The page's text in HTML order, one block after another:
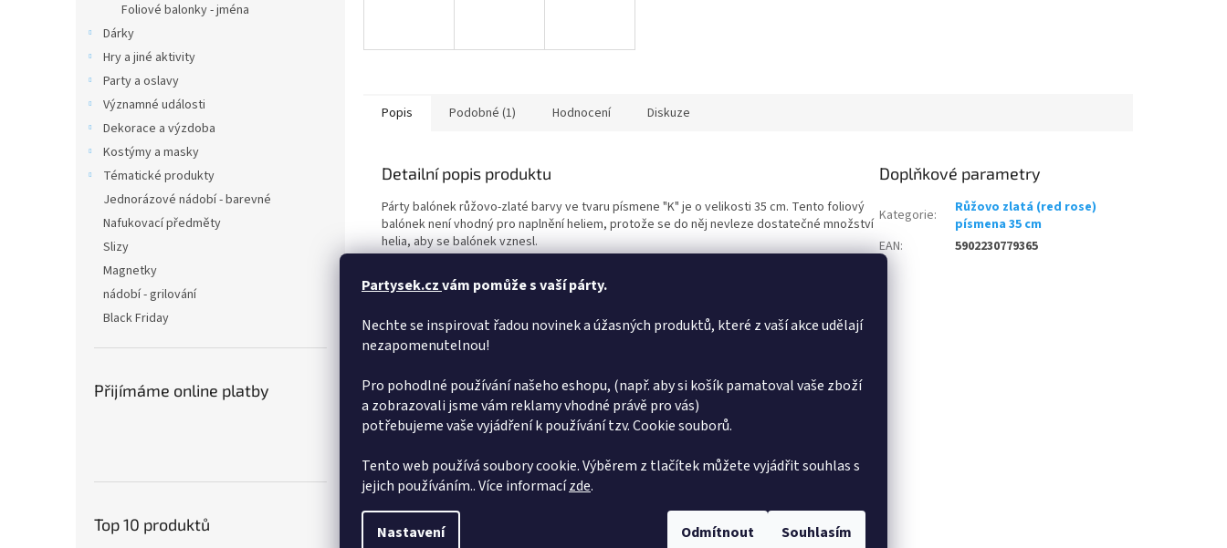
Partysek.czvám pomůže s vaší párty.
Nechte se inspirovat řadou novinek a úžasných produktů, které z vaší akce udělají
nezapomenutelnou!
Pro pohodlné používání našeho eshopu, (např. aby si košík pamatoval vaše zboží
a zobrazovali jsme vám reklamy vhodné právě pro vás)
potřebujeme vaše vyjádření k používání tzv. Cookie souborů.
Tento web používá soubory cookie. Výběrem z tlačítek můžete vyjádřit souhlas s
jejich používáním.. Více informacízde.
Nastavení Odmítnout Souhlasím
Foliové balonky - jména
Dárky
Hry a jiné aktivity
Party a oslavy
Významné události
Dekorace a výzdoba
Kostýmy a masky
Tématické produkty
Jednorázové nádobí - barevné
Nafukovací předměty
Slizy
Magnetky
nádobí - grilování
Black Friday
Přijímáme online platby
Top 10 produktů
Popis Podobné (1) Hodnocení Diskuze
Detailní popis produktu
Párty balónek růžovo-zlaté barvy ve tvaru písmene "K" je o velikosti 35 cm. Tento foliový
balónek není vhodný pro naplnění heliem, protože se do něj nevleze dostatečné množství
helia, aby se balónek vznesl.
Doplňkové parametry
Kategorie:
Růžovo zlatá (red rose)
písmena 35 cm
EAN: 5902230779365